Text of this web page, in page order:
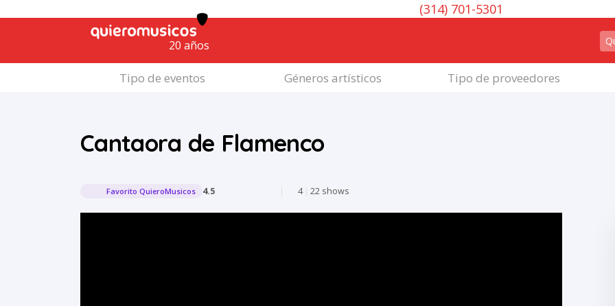
(314) 701-5301
20 años
Tipo de eventos Géneros artísticos Tipo de proveedores
Cantaora de Flamenco
Favorito QuieroMusicos 4.5 | 4 | 22 shows